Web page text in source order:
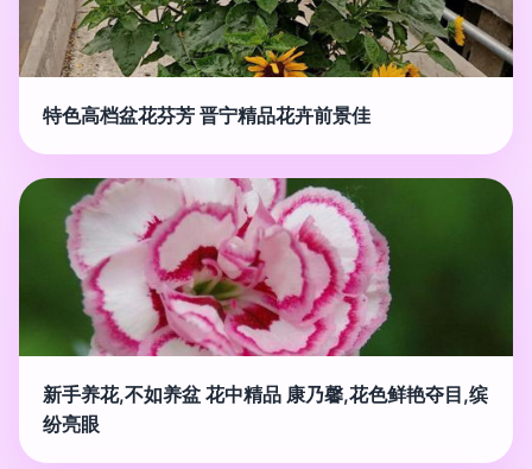
特色高档盆花芬芳 晋宁精品花卉前景佳
新手养花,不如养盆 花中精品 康乃馨,花色鲜艳夺目,缤
纷亮眼